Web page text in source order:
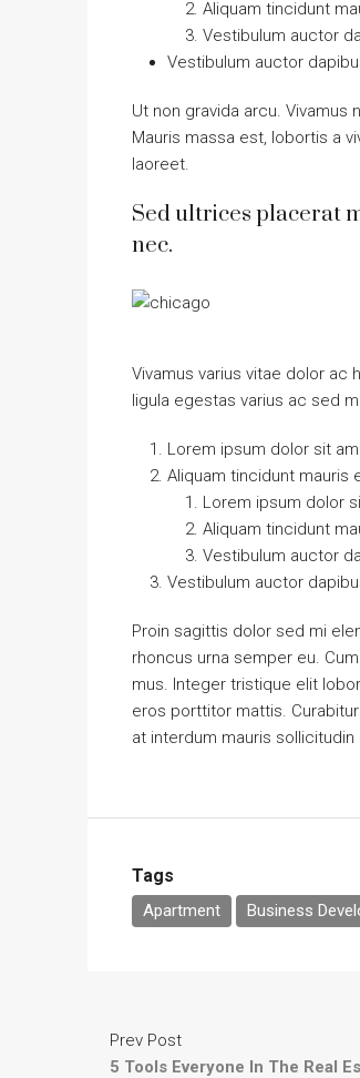
Aliquam tincidunt
Vestibulum auctor
Vestibulum auctor
Ut non gravida arcu.
Mauris massa est, lobortis a
laoreet.
Sed ultrices placerat
nec.
Vivamus varius vitae dolor ac
ligula egestas varius ac sed
Lorem ipsum dolor sit
Aliquam tincidunt mauris
Lorem ipsum dolor
Aliquam tincidunt
Vestibulum auctor
Vestibulum auctor
Proin sagittis dolor sed mi
rhoncus urna semper eu.
mus. Integer tristique elit
eros porttitor mattis.
at interdum mauris sollicitudin
Tags
Apartment Business
Prev Post
5 Tools Everyone In The Real